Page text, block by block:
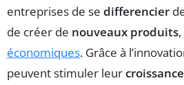
entreprises de se differencier
de créer de nouveaux produits,
économiques. Grâce à
peuvent stimuler leurcroissance